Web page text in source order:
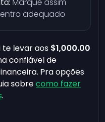
adequado
te levar aos $1,000.00
confiável de
Pra opções
sobrecomo fazer
.